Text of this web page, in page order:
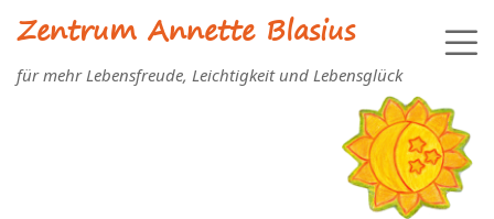
Zentrum Annette Blasius
für mehr Lebensfreude, Leichtigkeit und Lebensglück